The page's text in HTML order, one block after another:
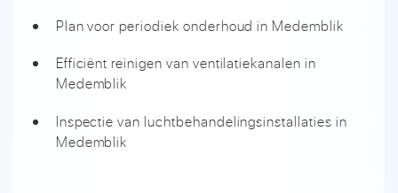
Plan voor periodiek onderhoud in Medemblik
Efficiënt reinigen van ventilatiekanalen in
Medemblik
Inspectie van luchtbehandelingsinstallaties in
Medemblik